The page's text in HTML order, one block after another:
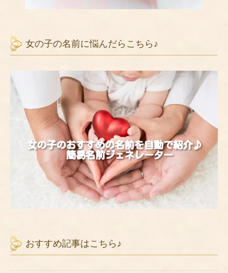
女の子の名前に悩んだらこちら♪
おすすめ記事はこちら♪